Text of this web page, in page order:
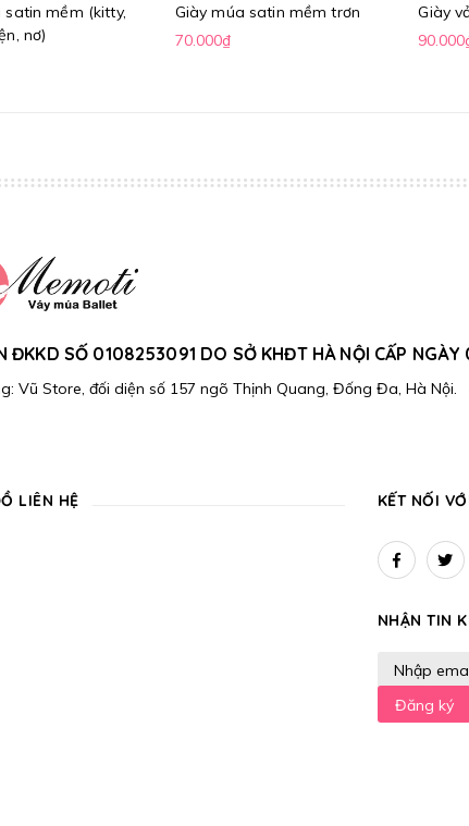
satin mềm (kitty,
nơ)
Giày múa satin mềm trơn
70.000₫
Giày
ĐKKD SỐ 0108253091 DO SỞ KHĐT HÀ NỘI CẤP
Vũ Store, đối diện số 157 ngõ Thịnh Quang, Đống Đa, Hà Nội.
LIÊN HỆ KẾT NỐI
NHẬN TIN
Đăng ký